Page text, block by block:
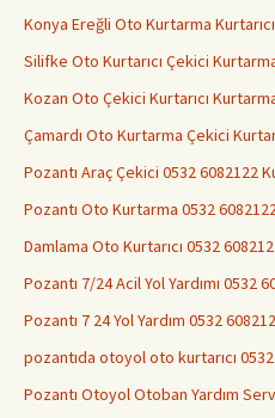
Konya Ereğli Oto Kurtarma
Silifke Oto Kurtarıcı Çekici
Kozan Oto Çekici Kurtarıcı
Çamardı Oto Kurtarma Çekici
Pozantı Araç Çekici 0532 6082122
Pozantı Oto Kurtarma 0532
Damlama Oto Kurtarıcı 0532
Pozantı 7/24 Acil Yol Yardımı 0532
Pozantı 7 24 Yol Yardım 0532
pozantıda otoyol oto kurtarıcı
Pozantı Otoyol Otoban Yardım